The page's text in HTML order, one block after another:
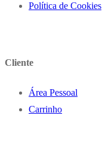
Política de Cookies
Cliente
Área Pessoal
Carrinho